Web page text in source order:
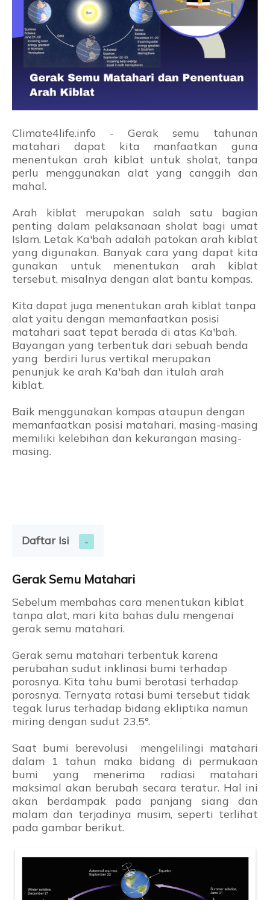
Climate4life.info - Gerak semu tahunan
matahari dapat kita manfaatkan guna
menentukan arah kiblat untuk sholat, tanpa
perlu menggunakan alat yang canggih dan
mahal.
Arah kiblat merupakan salah satu bagian
penting dalam pelaksanaan sholat bagi umat
Islam. Letak Ka'bah adalah patokan arah kiblat
yang digunakan. Banyak cara yang dapat kita
gunakan untuk menentukan arah kiblat
tersebut, misalnya dengan alat bantu kompas.
Kita dapat juga menentukan arah kiblat tanpa
alat yaitu dengan memanfaatkan posisi
matahari saat tepat berada di atas Ka'bah.
Bayangan yang terbentuk dari sebuah benda
yang berdiri lurus vertikal merupakan
penunjuk ke arah Ka'bah dan itulah arah
kiblat.
Baik menggunakan kompas ataupun dengan
memanfaatkan posisi matahari, masing-masing
memiliki kelebihan dan kekurangan masing-
masing.
Daftar Isi
Gerak Semu Matahari
Sebelum membahas cara menentukan kiblat
tanpa alat, mari kita bahas dulu mengenai
gerak semu matahari.
Gerak semu matahari terbentuk karena
perubahan sudut inklinasi bumi terhadap
porosnya. Kita tahu bumi berotasi terhadap
porosnya. Ternyata rotasi bumi tersebut tidak
tegak lurus terhadap bidang ekliptika namun
miring dengan sudut 23,5°.
Saat bumi berevolusi mengelilingi matahari
dalam 1 tahun maka bidang di permukaan
bumi yang menerima radiasi matahari
maksimal akan berubah secara teratur. Hal ini
akan berdampak pada panjang siang dan
malam dan terjadinya musim, seperti terlihat
pada gambar berikut.